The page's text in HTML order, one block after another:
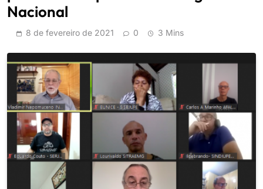
Nacional
8 de fevereiro de 2021 0 3 Mins